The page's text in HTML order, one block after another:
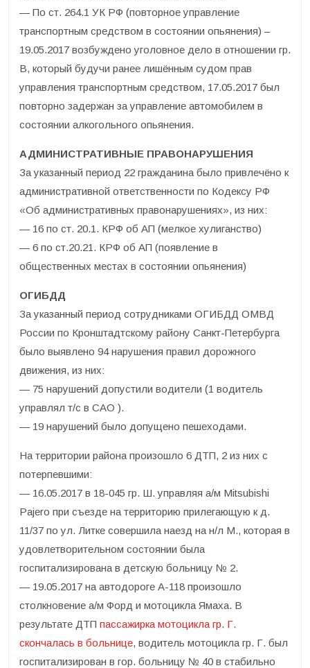
— По ст. 264.1 УК РФ (повторное управление
транспортным средством в состоянии опьянения) –
19.05.2017 возбуждено уголовное дело в отношении гр.
В, который будучи ранее лишённым судом прав
управления транспортным средством, 17.05.2017 был
повторно задержан за управление автомобилем в
состоянии алкогольного опьянения.
АДМИНИСТРАТИВНЫЕ ПРАВОНАРУШЕНИЯ
За указанный период 22 гражданина было привлечёно к
административной ответственности по Кодексу РФ
«Об административных правонарушениях», из них:
— 16 по ст. 20.1. КРФ об АП (мелкое хулиганство)
— 6 по ст.20.21. КРФ об АП (появление в
общественных местах в состоянии опьянения)
ОГИБДД
За указанный период сотрудниками ОГИБДД ОМВД
России по Кронштадтскому району Санкт-Петербурга
было выявлено 94 нарушения правил дорожного
движения, из них:
— 75 нарушений допустили водители (1 водитель
управлял т/с в САО ).
— 19 нарушений было допущено пешеходами.
На территории района произошло 6 ДТП, 2 из них с
потерпевшими:
— 16.05.2017 в 18-045 гр. Ш. управляя а/м Mitsubishi
Pajero при съезде на территорию прилегающую к д.
11/37 по ул. Литке совершила наезд на н/л М., которая в
удовлетворительном состоянии была
госпитализирована в детскую больницу № 2.
— 19.05.2017 на автодороге А-118 произошло
столкновение а/м Форд и мотоцикла Ямаха. В
результате ДТП пассажирка мотоцикла гр. Г.
скончалась в больнице, водитель мотоцикла гр. Г. был
госпитализирован в гор. больницу № 40 в стабильно